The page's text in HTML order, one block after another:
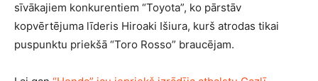
sīvākajiem konkurentiem “Toyota”, ko pārstāv
kopvērtējuma līderis Hiroaki Išiura, kurš atrodas tikai
puspunktu priekšā “Toro Rosso” braucējam.